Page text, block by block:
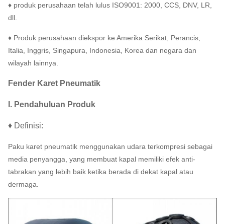
♦ produk perusahaan telah lulus ISO9001: 2000, CCS, DNV, LR,
dll.
♦ Produk perusahaan diekspor ke Amerika Serikat, Perancis,
Italia, Inggris, Singapura, Indonesia, Korea dan negara dan
wilayah lainnya.
Fender Karet Pneumatik
I. Pendahuluan Produk
♦ Definisi:
Paku karet pneumatik menggunakan udara terkompresi sebagai
media penyangga, yang membuat kapal memiliki efek anti-
tabrakan yang lebih baik ketika berada di dekat kapal atau
dermaga.